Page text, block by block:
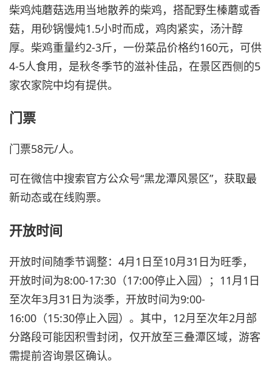
柴鸡炖蘑菇选用当地散养的柴鸡，搭配野生榛蘑或香
菇，用砂锅慢炖1.5小时而成，鸡肉紧实，汤汁醇
厚。柴鸡重量约2-3斤，一份菜品价格约160元，可供
4-5人食用，是秋冬季节的滋补佳品，在景区西侧的5
家农家院中均有提供。
门票
门票58元/人。
可在微信中搜索官方公众号“黑龙潭风景区”，获取最
新动态或在线购票。
开放时间
开放时间随季节调整：4月1日至10月31日为旺季，
开放时间为8:00-17:30（17:00停止入园）；11月1日
至次年3月31日为淡季，开放时间为9:00-
16:00（15:30停止入园）。其中，12月至次年2月部
分路段可能因积雪封闭，仅开放至三叠潭区域，游客
需提前咨询景区确认。